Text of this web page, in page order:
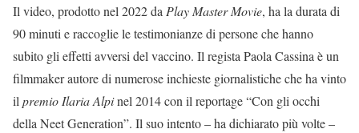
Il video, prodotto nel 2022 da Play Master Movie, ha la durata di
90 minuti e raccoglie le testimonianze di persone che hanno
subito gli effetti avversi del vaccino. Il regista Paola Cassina è un
filmmaker autore di numerose inchieste giornalistiche che ha vinto
il premio Ilaria Alpinel 2014 con il reportage “Con gli occhi
della Neet Generation”. Il suo intento – ha dichiarato più volte –